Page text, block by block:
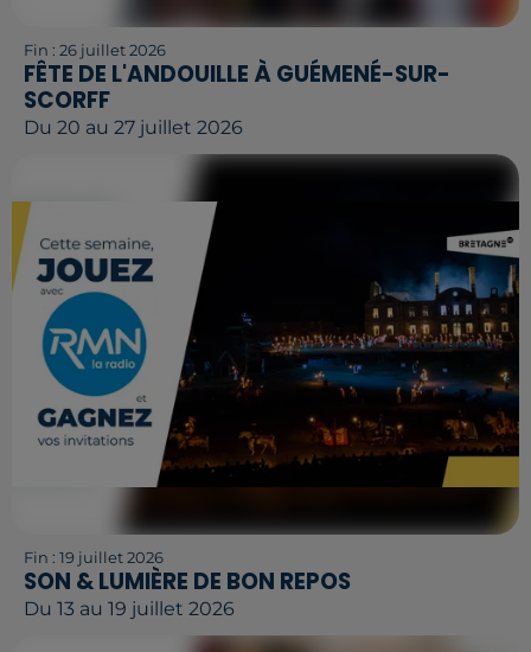
Fin : 26 juillet 2026
FÊTE DE L'ANDOUILLE À GUÉMENÉ-SUR-
SCORFF
Du 20 au 27 juillet 2026
Fin : 19 juillet 2026
SON & LUMIÈRE DE BON REPOS
Du 13 au 19 juillet 2026